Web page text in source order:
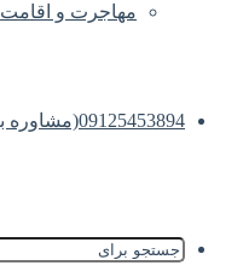
مهاجرت و اقامت
09125453894(مشاوره با وکیل)